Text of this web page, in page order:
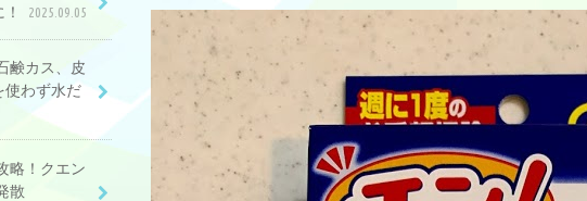
2025.09.05
鹸カス、皮
使わず水だ
略！クエン
散